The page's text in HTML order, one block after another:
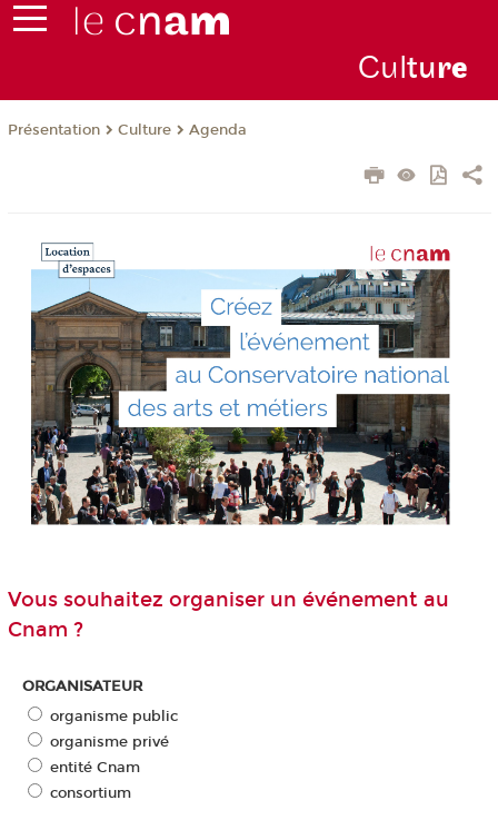
Culture
Présentation Culture Agenda
Vous souhaitez organiser un événement au
Cnam ?
ORGANISATEUR
organisme public
organisme privé
entité Cnam
consortium